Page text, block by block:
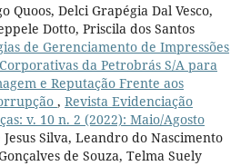
Quoos, Delci Grapégia Dal Vesco,
Dotto, Priscila dos Santos
de Gerenciamento de Impressões
da Petrobrás S/A para
e Reputação Frente aos
, Revista Evidenciação
v. 10 n. 2 (2022): Maio/Agosto
Silva, Leandro do Nascimento
de Souza, Telma Suely